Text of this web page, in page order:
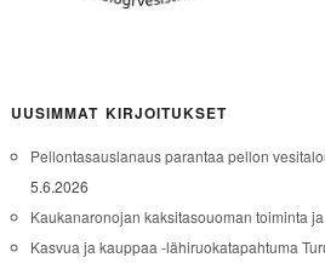
UUSIMMAT KIRJOITUKSET
Pellontasauslanaus parantaa pellon
5.6.2026
Kaukanaronojan kaksitasouoman toiminta
Kasvua ja kauppaa -lähiruokatapahtuma